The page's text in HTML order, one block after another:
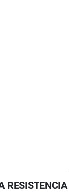
RESISTENCIA